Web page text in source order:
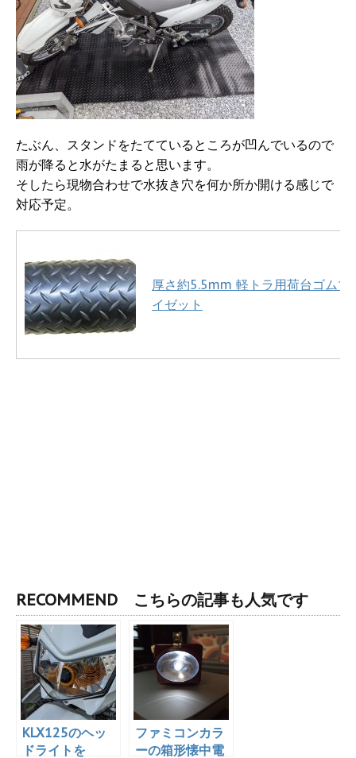
たぶん、スタンドをたてているところが凹んでいるので
雨が降ると水がたまると思います。
そしたら現物合わせで水抜き穴を何か所か開ける感じで
対応予定。
厚さ約5.5mm 軽トラ用荷台ゴムマ
イゼット
RECOMMEND こちらの記事も人気です
KLX125のヘッ
ドライトを
ファミコンカラ
ーの箱形懐中電